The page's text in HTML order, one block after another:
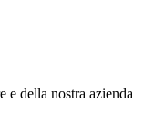
e della nostra azienda